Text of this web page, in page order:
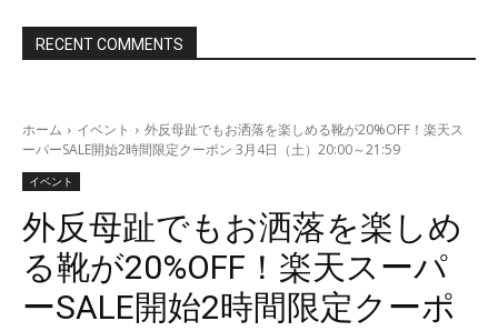
RECENT COMMENTS